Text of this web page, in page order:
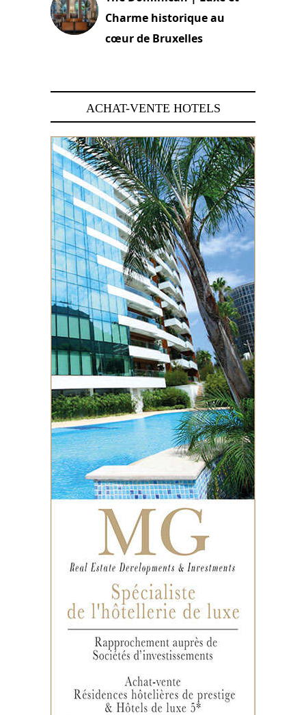
Charme historique au
cœur de Bruxelles
ACHAT-VENTE HOTELS